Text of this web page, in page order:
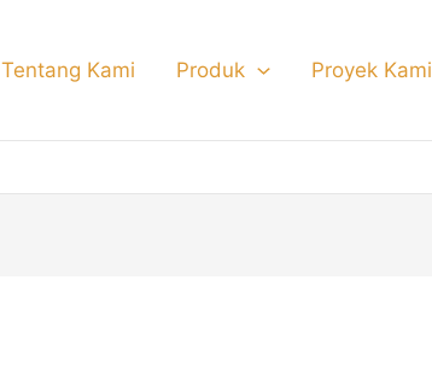
Tentang Kami Produk Proyek Kami